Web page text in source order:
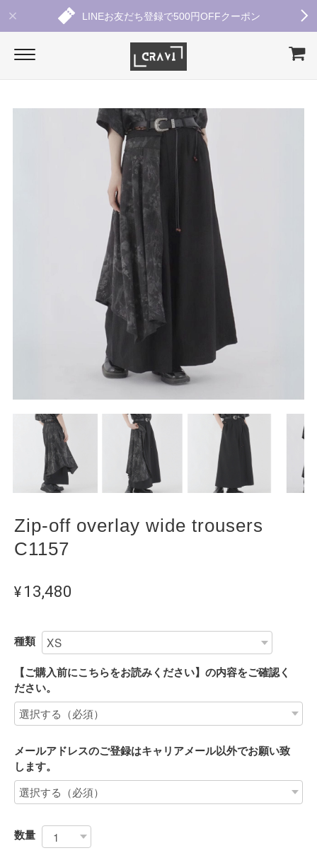
LINEお友だち登録で500円OFFクーポン
Zip-off overlay wide trousers
C1157
¥13,480
種類
【ご購入前にこちらをお読みください】の内容をご確認く
ださい。
メールアドレスのご登録はキャリアメール以外でお願い致
します。
数量